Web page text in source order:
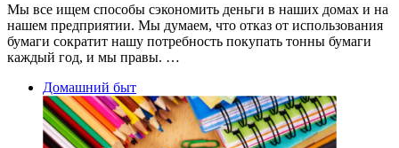
Мы все ищем способы сэкономить деньги в наших домах и на
нашем предприятии. Мы думаем, что отказ от использования
бумаги сократит нашу потребность покупать тонны бумаги
каждый год, и мы правы. …
Домашний быт